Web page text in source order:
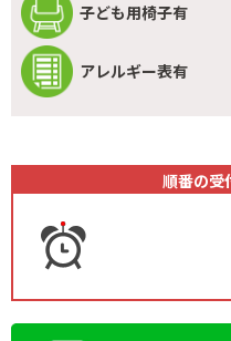
子ども用椅子有
アレルギー表有
順番の受